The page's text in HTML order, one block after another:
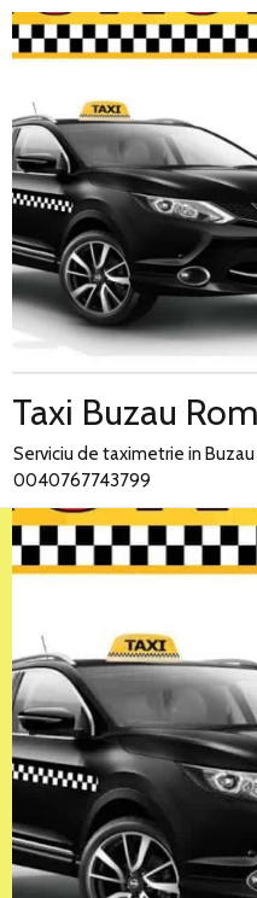
Skip
to
Taxi Buzau
Serviciu de taximetrie in Buzau
0040767743799